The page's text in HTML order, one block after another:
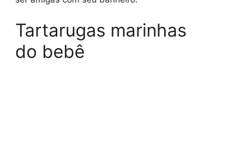
Tartarugas marinhas
do bebê